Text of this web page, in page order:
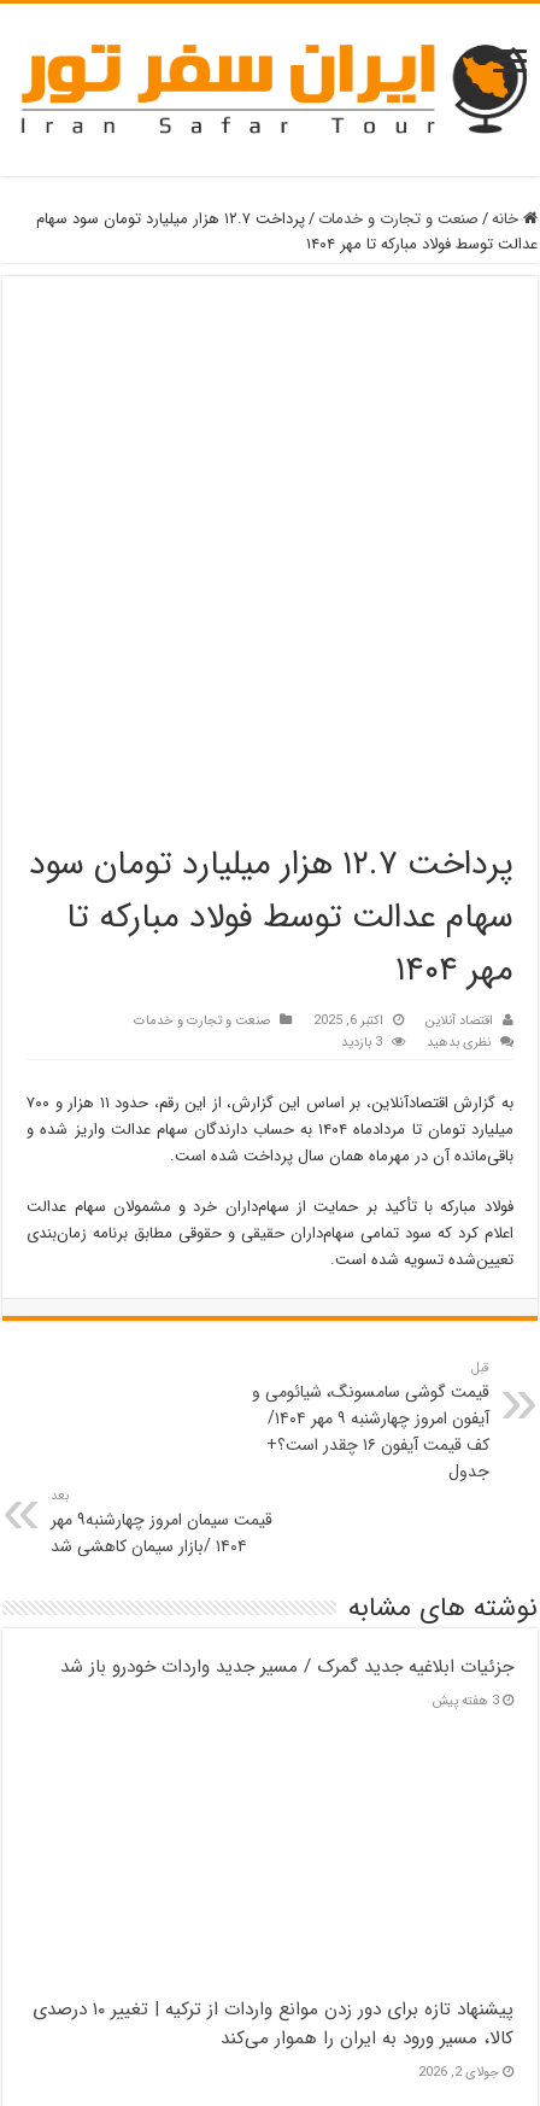
خانه/صنعت و تجارت و خدمات /
پرداخت ۱۲.۷ هزار میلیارد تومان سود سهام
عدالت توسط فولاد مبارکه تا مهر ۱۴۰۴
پرداخت ۱۲.۷ هزار میلیارد تومان سود
سهام عدالت توسط فولاد مبارکه تا
مهر ۱۴۰۴
اقتصاد آنلاین اکتبر 6, 2025
صنعت و تجارت و خدمات
نظری بدهید
3 بازدید
به گزارش اقتصادآنلاین، بر اساس این گزارش، از این رقم، حدود ۱۱ هزار و ۷۰۰
میلیارد تومان تا مردادماه ۱۴۰۴ به حساب دارندگان سهام عدالت واریز شده و
باقی‌مانده آن در مهرماه همان سال پرداخت شده است.
فولاد مبارکه با تأکید بر حمایت از سهام‌داران خرد و مشمولان سهام عدالت
اعلام کرد که سود تمامی سهام‌داران حقیقی و حقوقی مطابق برنامه زمان‌بندی
تعیین‌شده تسویه شده است.
قبل
قیمت گوشی سامسونگ، شیائومی و
آیفون امروز چهارشنبه ۹ مهر ۱۴۰۴/
کف قیمت آیفون ۱۶ چقدر است؟+
جدول
بعد
قیمت سیمان امروز چهارشنبه۹ مهر
۱۴۰۴ /بازار سیمان کاهشی شد
نوشته های مشابه
جزئیات ابلاغیه جدید گمرک / مسیر جدید واردات خودرو باز شد
3 هفته پیش
پیشنهاد تازه برای دور زدن موانع واردات از ترکیه | تغییر ۱۰ درصدی
کالا، مسیر ورود به ایران را هموار می‌کند
جولای 2, 2026